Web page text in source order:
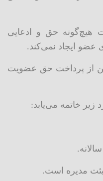
هیچ‌گونه حق و ادعایی
عضو ایجاد نمی‌کند.
از پرداخت حق عضویت
مدیره است.